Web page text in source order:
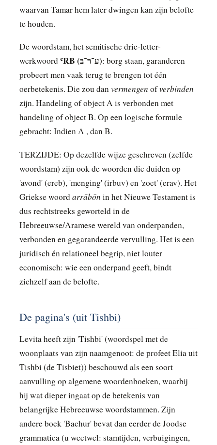
waarvan Tamar hem later dwingen kan zijn belofte
te houden.
De woordstam, het semitische drie-letter-
werkwoord
ʿRB (ע־ר־ב): borg staan, garanderen
probeert men vaak terug te brengen tot één
oerbetekenis. Die zou danvermengen ofverbinden
zijn. Handeling of object A is verbonden met
handeling of object B. Op een logische formule
gebracht: Indien A , dan B.
TERZIJDE: Op dezelfde wijze geschreven (zelfde
woordstam) zijn ook de woorden die duiden op
'avond' (ereb), 'menging' (irbuv) en 'zoet' (erav). Het
Griekse woordarrābōn in het Nieuwe Testament is
dus rechtstreeks geworteld in de
Hebreeuwse/Aramese wereld van onderpanden,
verbonden en gegarandeerde vervulling. Het is een
juridisch én relationeel begrip, niet louter
economisch: wie een onderpand geeft, bindt
zichzelf aan de belofte.
De pagina's (uit Tishbi)
Levita heeft zijn 'Tishbi' (woordspel met de
woonplaats van zijn naamgenoot: de profeet Elia uit
Tishbi (de Tisbiet)) beschouwd als een soort
aanvulling op algemene woordenboeken, waarbij
hij wat dieper ingaat op de betekenis van
belangrijke Hebreeuwse woordstammen. Zijn
andere boek 'Bachur' bevat dan eerder de Joodse
grammatica (u weetwel: stamtijden, verbuigingen,